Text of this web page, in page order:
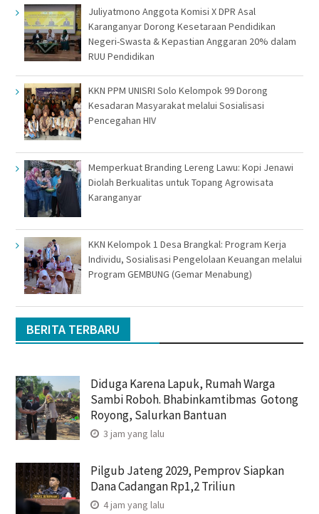
Juliyatmono Anggota Komisi X DPR Asal
Karanganyar Dorong Kesetaraan Pendidikan
Negeri-Swasta & Kepastian Anggaran 20% dalam
RUU Pendidikan
KKN PPM UNISRI Solo Kelompok 99 Dorong
Kesadaran Masyarakat melalui Sosialisasi
Pencegahan HIV
Memperkuat Branding Lereng Lawu: Kopi Jenawi
Diolah Berkualitas untuk Topang Agrowisata
Karanganyar
KKN Kelompok 1 Desa Brangkal: Program Kerja
Individu, Sosialisasi Pengelolaan Keuangan melalui
Program GEMBUNG (Gemar Menabung)
BERITA TERBARU
Diduga Karena Lapuk, Rumah Warga
Sambi Roboh. Bhabinkamtibmas Gotong
Royong, Salurkan Bantuan
3 jam yang lalu
Pilgub Jateng 2029, Pemprov Siapkan
Dana Cadangan Rp1,2 Triliun
4 jam yang lalu